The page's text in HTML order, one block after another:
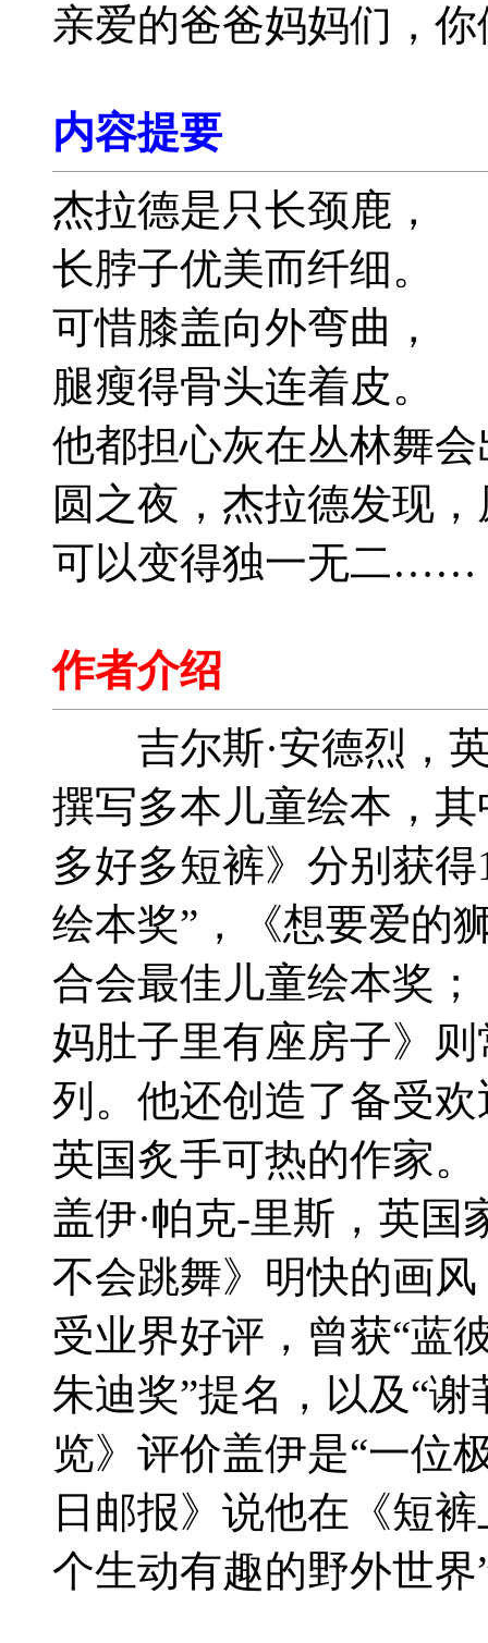
亲爱的爸爸妈妈们，
内容提要
杰拉德是只长颈鹿，
长脖子优美而纤细。
可惜膝盖向外弯曲，
腿瘦得骨头连着皮。
他都担心灰在丛林舞
圆之夜，杰拉德发现
可以变得独一无二……
作者介绍
吉尔斯·安德烈，英
撰写多本儿童绘本，
多好多短裤》分别获
绘本奖”，《想要爱的
合会最佳儿童绘本奖
妈肚子里有座房子》
列。他还创造了备受
英国炙手可热的作
盖伊·帕克-里斯，英国
不会跳舞》明快的画
受业界好评，曾获“蓝
朱迪奖”提名，以及“
览》评价盖伊是“一位
日邮报》说他在《短
个生动有趣的野外世界